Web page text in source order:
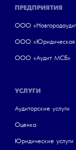
ПРЕДПРИЯТИЯ
ООО
ООО «Юридическая
ООО «Аудит МСБ»
УСЛУГИ
Аудиторские услуги
Оценка
Юридические услуги